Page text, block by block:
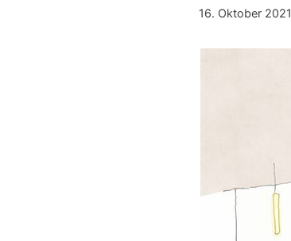
16. Oktober 2021